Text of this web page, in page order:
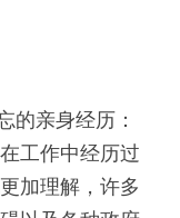
的亲身经历：
工作中经历过
加理解，许多